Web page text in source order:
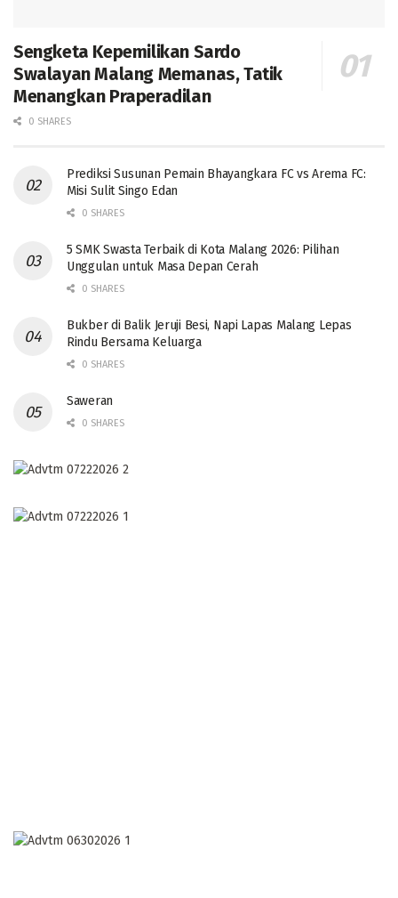
Sengketa Kepemilikan Sardo
Swalayan Malang Memanas, Tatik
Menangkan Praperadilan
0 SHARES
Prediksi Susunan Pemain Bhayangkara FC vs Arema FC:
Misi Sulit Singo Edan
0 SHARES
5 SMK Swasta Terbaik di Kota Malang 2026: Pilihan
Unggulan untuk Masa Depan Cerah
0 SHARES
Bukber di Balik Jeruji Besi, Napi Lapas Malang Lepas
Rindu Bersama Keluarga
0 SHARES
Saweran
0 SHARES